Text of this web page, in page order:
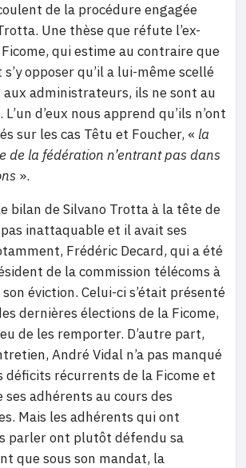
de la procédure engagée
Une thèse que réfute l’ex-
qui estime au contraire que
s’y opposer qu’il a lui-même scellé
administrateurs, ils ne sont au
d’eux nous apprend qu’ils n’ont
sur les cas Têtu et Foucher, « la
de la fédération n’entrant pas dans
».
bilan de Silvano Trotta à la tête de
pas inattaquable et il avait ses
Frédéric Decard, qui a été
de la commission télécoms à
éviction. Celui-ci s’était présenté
dernières élections de la Ficome,
de les remporter. D’autre part,
André Vidal n’a pas manqué
déficits récurrents de la Ficome et
ses adhérents au cours des
Mais les adhérents qui ont
parler ont plutôt défendu sa
que sous son mandat, la